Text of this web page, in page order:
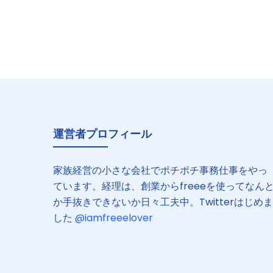
運営者プロフィール
家族経営の小さな会社でポチポチ事務仕事をやっ
ています。経理は、創業からfreeeを使ってなん
か手抜きできないか日々工夫中。Twitterはじめま
した @iamfreeelover